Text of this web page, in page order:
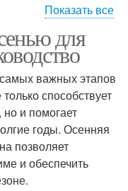
Осенняя обрезка
Осенний обрезка
при осенней
Показать все
для
важных этапов
способствует
и помогает
годы. Осенняя
позволяет
и обеспечить